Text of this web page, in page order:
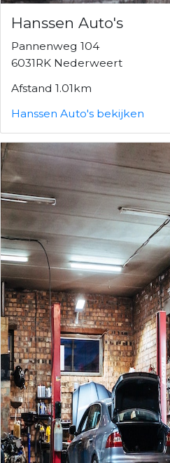
Hanssen Auto's
Pannenweg 104
6031RK Nederweert
Afstand 1.01km
Hanssen Auto's bekijken